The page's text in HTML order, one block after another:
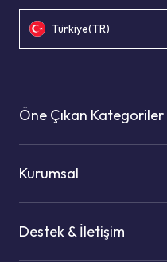
Türkiye(TR)
Öne Çıkan Kategoriler
Kurumsal
Destek & İletişim